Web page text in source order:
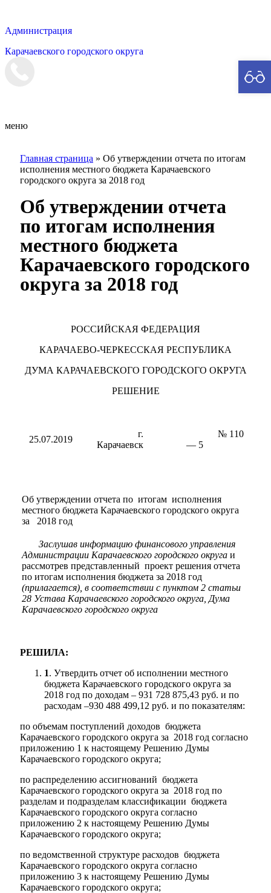
Администрация
Карачаевского городского округа
меню
Главная страница » Об утверждении отчета по итогам
исполнения местного бюджета Карачаевского
городского округа за 2018 год
Об утверждении отчета
по итогам исполнения
местного бюджета
Карачаевского городского
округа за 2018 год
РОССИЙСКАЯ ФЕДЕРАЦИЯ
КАРАЧАЕВО-ЧЕРКЕССКАЯ РЕСПУБЛИКА
ДУМА КАРАЧАЕВСКОГО ГОРОДСКОГО ОКРУГА
РЕШЕНИЕ
25.07.2019
г.
Карачаевск
№ 110
— 5
Об утверждении отчета по итогам исполнения
местного бюджета Карачаевского городского округа
за 2018 год
Заслушав информацию финансового управления
Администрации Карачаевского городского округа и
рассмотрев представленный проект решения отчета
по итогам исполнения бюджета за 2018 год
(прилагается), в соответствии с пунктом 2 статьи
28 Устава Карачаевского городского округа, Дума
Карачаевского городского округа
РЕШИЛА:
1. Утвердить отчет об исполнении местного
бюджета Карачаевского городского округа за
2018 год по доходам – 931 728 875,43 руб. и по
расходам –930 488 499,12 руб. и по показателям:
по объемам поступлений доходов бюджета
Карачаевского городского округа за 2018 год согласно
приложению 1 к настоящему Решению Думы
Карачаевского городского округа;
по распределению ассигнований бюджета
Карачаевского городского округа за 2018 год по
разделам и подразделам классификации бюджета
Карачаевского городского округа согласно
приложению 2 к настоящему Решению Думы
Карачаевского городского округа;
по ведомственной структуре расходов бюджета
Карачаевского городского округа согласно
приложению 3 к настоящему Решению Думы
Карачаевского городского округа;